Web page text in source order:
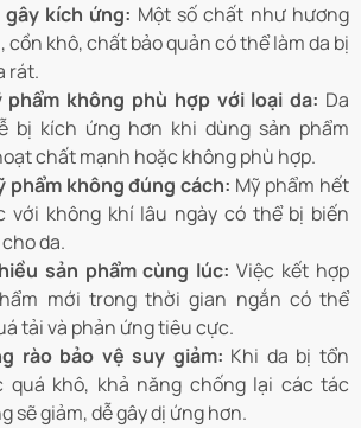
kích ứng: Một số chất như hương
cồn khô, chất bảo quản có thể làm da bị
rát.
phẩm không phù hợp với loại da: Da
bị kích ứng hơn khi dùng sản phẩm
chất mạnh hoặc không phù hợp.
phẩm không đúng cách: Mỹ phẩm hết
với không khí lâu ngày có thể bị biến
da.
sản phẩm cùng lúc: Việc kết hợp
mới trong thời gian ngắn có thể
tải và phản ứng tiêu cực.
rào bảo vệ suy giảm: Khi da bị tổn
quá khô, khả năng chống lại các tác
sẽ giảm, dễ gây dị ứng hơn.